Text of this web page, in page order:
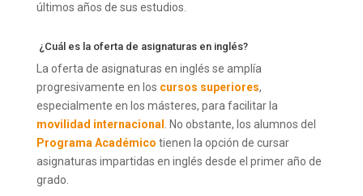
últimos años de sus estudios.
¿Cuál es la oferta de asignaturas en inglés?
La oferta de asignaturas en inglés se amplía
progresivamente en los cursos superiores,
especialmente en los másteres, para facilitar la
movilidad internacional
. No obstante, los alumnos del
Programa Académico tienen la opción de cursar
asignaturas impartidas en inglés desde el primer año de
grado.